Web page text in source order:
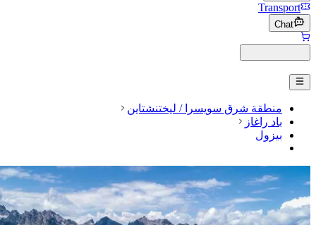
Transport
Chat
منطقة شرق سويسرا / ليختنشتاين
باد راغاز
بیزول